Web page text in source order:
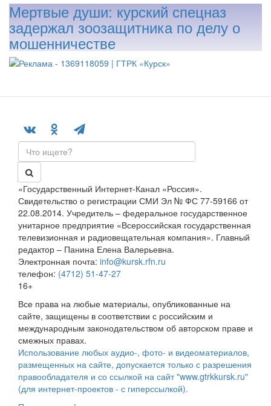
Мертвые души: курский спецназ
задержал зоозащитника по делу о
мошенничестве
«Государственный Интернет-Канал «Россия».
Свидетельство о регистрации СМИ Эл № ФС 77-59166 от
22.08.2014. Учредитель – федеральное государственное
унитарное предприятие «Всероссийская государственная
телевизионная и радиовещательная компания». Главный
редактор – Панина Елена Валерьевна.
Электронная почта: info@kursk.rfn.ru
телефон: (4712) 51-47-27
16+
Все права на любые материалы, опубликованные на
сайте, защищены в соответствии с российским и
международным законодательством об авторском праве и
смежных правах.
Использование любых аудио-, фото- и видеоматериалов,
размещенных на сайте, допускается только с разрешения
правообладателя и со ссылкой на сайт "www.gtrkkursk.ru"
(для интернет-проектов - с гиперссылкой).